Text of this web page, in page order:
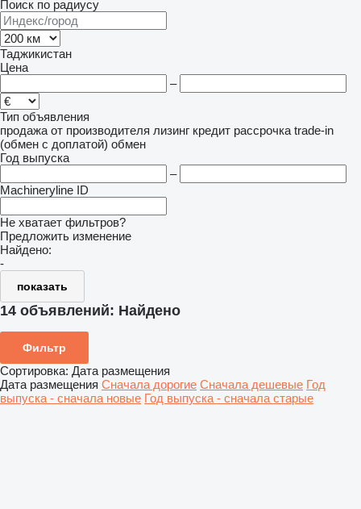
Поиск по радиусу
Таджикистан
Цена
–
Тип объявления
продажа от производителя лизинг кредит рассрочка trade-in
(обмен с доплатой) обмен
Год выпуска
–
Machineryline ID
Не хватает фильтров?
Предложить изменение
Найдено:
-
показать
14 объявлений: Найдено
Фильтр
Сортировка: Дата размещения
Дата размещения Сначала дорогие Сначала дешевые Год
выпуска - сначала новые Год выпуска - сначала старые